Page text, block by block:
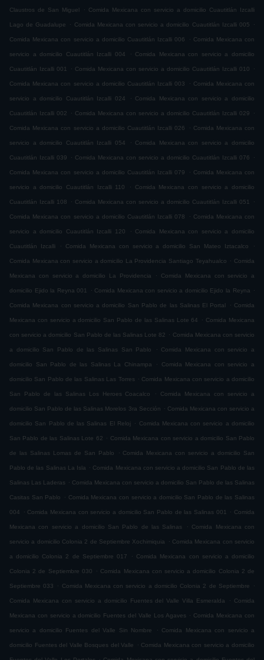
Claustros de San Miguel . Comida Mexicana con servicio a domicilio Cuautitlán Izcalli
Lago de Guadalupe . Comida Mexicana con servicio a domicilio Cuautitlán Izcalli 005 .
Comida Mexicana con servicio a domicilio Cuautitlán Izcalli 006 . Comida Mexicana con
servicio a domicilio Cuautitlán Izcalli 004 . Comida Mexicana con servicio a domicilio
Cuautitlán Izcalli 001 . Comida Mexicana con servicio a domicilio Cuautitlán Izcalli 010 .
Comida Mexicana con servicio a domicilio Cuautitlán Izcalli 003 . Comida Mexicana con
servicio a domicilio Cuautitlán Izcalli 024 . Comida Mexicana con servicio a domicilio
Cuautitlán Izcalli 002 . Comida Mexicana con servicio a domicilio Cuautitlán Izcalli 029 .
Comida Mexicana con servicio a domicilio Cuautitlán Izcalli 026 . Comida Mexicana con
servicio a domicilio Cuautitlán Izcalli 054 . Comida Mexicana con servicio a domicilio
Cuautitlán Izcalli 039 . Comida Mexicana con servicio a domicilio Cuautitlán Izcalli 076 .
Comida Mexicana con servicio a domicilio Cuautitlán Izcalli 079 . Comida Mexicana con
servicio a domicilio Cuautitlán Izcalli 110 . Comida Mexicana con servicio a domicilio
Cuautitlán Izcalli 108 . Comida Mexicana con servicio a domicilio Cuautitlán Izcalli 051 .
Comida Mexicana con servicio a domicilio Cuautitlán Izcalli 078 . Comida Mexicana con
servicio a domicilio Cuautitlán Izcalli 120 . Comida Mexicana con servicio a domicilio
Cuautitlán Izcalli . Comida Mexicana con servicio a domicilio San Mateo Iztacalco .
Comida Mexicana con servicio a domicilio La Providencia Santiago Teyahualco . Comida
Mexicana con servicio a domicilio La Providencia . Comida Mexicana con servicio a
domicilio Ejido la Reyna 001 . Comida Mexicana con servicio a domicilio Ejido la Reyna .
Comida Mexicana con servicio a domicilio San Pablo de las Salinas El Portal . Comida
Mexicana con servicio a domicilio San Pablo de las Salinas Lote 64 . Comida Mexicana
con servicio a domicilio San Pablo de las Salinas Lote 82 . Comida Mexicana con servicio
a domicilio San Pablo de las Salinas San Pablo . Comida Mexicana con servicio a
domicilio San Pablo de las Salinas La Chinampa . Comida Mexicana con servicio a
domicilio San Pablo de las Salinas Las Torres . Comida Mexicana con servicio a domicilio
San Pablo de las Salinas Los Heroes Coacalco . Comida Mexicana con servicio a
domicilio San Pablo de las Salinas Morelos 3ra Sección . Comida Mexicana con servicio a
domicilio San Pablo de las Salinas El Reloj . Comida Mexicana con servicio a domicilio
San Pablo de las Salinas Lote 62 . Comida Mexicana con servicio a domicilio San Pablo
de las Salinas Lomas de San Pablo . Comida Mexicana con servicio a domicilio San
Pablo de las Salinas La Isla . Comida Mexicana con servicio a domicilio San Pablo de las
Salinas Las Laderas . Comida Mexicana con servicio a domicilio San Pablo de las Salinas
Casitas San Pablo . Comida Mexicana con servicio a domicilio San Pablo de las Salinas
004 . Comida Mexicana con servicio a domicilio San Pablo de las Salinas 001 . Comida
Mexicana con servicio a domicilio San Pablo de las Salinas . Comida Mexicana con
servicio a domicilio Colonia 2 de Septiembre Xochimiquia . Comida Mexicana con servicio
a domicilio Colonia 2 de Septiembre 017 . Comida Mexicana con servicio a domicilio
Colonia 2 de Septiembre 030 . Comida Mexicana con servicio a domicilio Colonia 2 de
Septiembre 033 . Comida Mexicana con servicio a domicilio Colonia 2 de Septiembre .
Comida Mexicana con servicio a domicilio Fuentes del Valle Villa Esmeralda . Comida
Mexicana con servicio a domicilio Fuentes del Valle Los Agaves . Comida Mexicana con
servicio a domicilio Fuentes del Valle Sin Nombre . Comida Mexicana con servicio a
domicilio Fuentes del Valle Bosques del Valle . Comida Mexicana con servicio a domicilio
.